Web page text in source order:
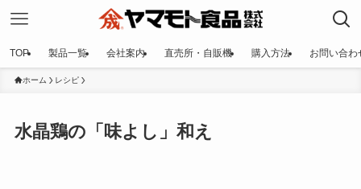
TOP 製品一覧 会社案内 直売所・自販機 購入方法 お問い合わ
ホーム レシピ
水晶鶏の「味よし」和え